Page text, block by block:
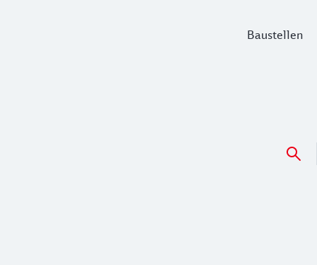
Baustellen